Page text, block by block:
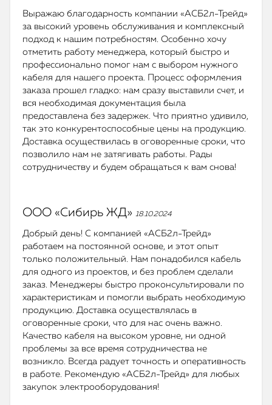
Выражаю благодарность компании «АСБ2л-Трейд»
за высокий уровень обслуживания и комплексный
подход к нашим потребностям. Особенно хочу
отметить работу менеджера, который быстро и
профессионально помог нам с выбором нужного
кабеля для нашего проекта. Процесс оформления
заказа прошел гладко: нам сразу выставили счет, и
вся необходимая документация была
предоставлена без задержек. Что приятно удивило,
так это конкурентоспособные цены на продукцию.
Доставка осуществилась в оговоренные сроки, что
позволило нам не затягивать работы. Рады
сотрудничеству и будем обращаться к вам снова!
ООО «Сибирь ЖД» 18.10.2024
Добрый день! С компанией «АСБ2л-Трейд»
работаем на постоянной основе, и этот опыт
только положительный. Нам понадобился кабель
для одного из проектов, и без проблем сделали
заказ. Менеджеры быстро проконсультировали по
характеристикам и помогли выбрать необходимую
продукцию. Доставка осуществлялась в
оговоренные сроки, что для нас очень важно.
Качество кабеля на высоком уровне, ни одной
проблемы за все время сотрудничества не
возникло. Всегда радует точность и оперативность
в работе. Рекомендую «АСБ2л-Трейд» для любых
закупок электрооборудования!